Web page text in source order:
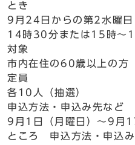
とき
9月24日からの第2水曜
14時30分または15時～
対象
市内在住の60歳以上の方
定員
各10人（抽選）
申込方法・申込み先など
9月1日（月曜日）～9月
ところ 申込方法・申込